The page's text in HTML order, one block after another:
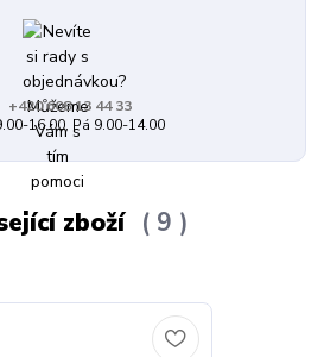
+420 608 13 44 33
16.00, Pá 9.00-14.00
zboží 9